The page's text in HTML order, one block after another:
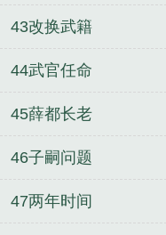
43改换武籍
44武官任命
45薛都长老
46子嗣问题
47两年时间